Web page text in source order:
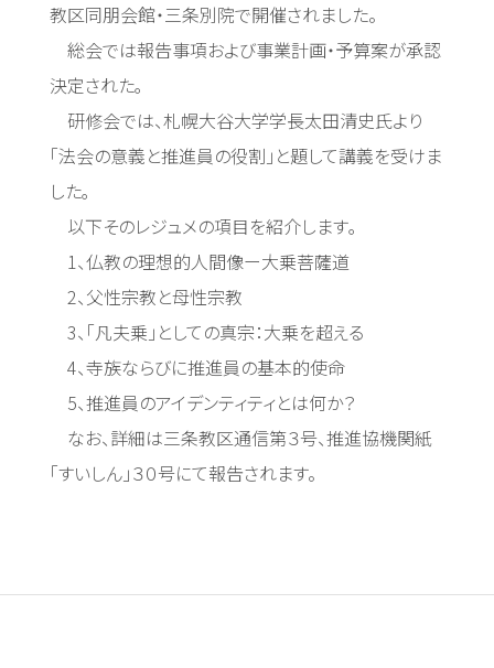
教区同朋会館・三条別院で開催されました。
総会では報告事項および事業計画・予算案が承認
決定された｡
研修会では、札幌大谷大学学長太田清史氏より
「法会の意義と推進員の役割」と題して講義を受けま
した｡
以下そのレジュメの項目を紹介します｡
1、仏教の理想的人間像ー大乗菩薩道
2、父性宗教と母性宗教
3、「凡夫乗」としての真宗：大乗を超える
4、寺族ならびに推進員の基本的使命
5、推進員のアイデンティティとは何か？
なお、詳細は三条教区通信第３号、推進協機関紙
「すいしん」３０号にて報告されます。